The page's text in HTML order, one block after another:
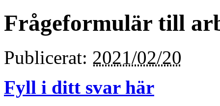
Frågeformulär till
Publicerat: 2021/02/20
Fyll i ditt svar här